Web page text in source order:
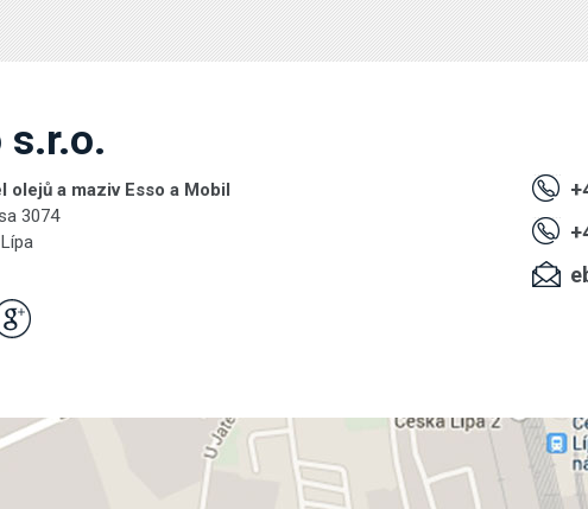
s.r.o.
olejů a maziv Esso a Mobil
3074